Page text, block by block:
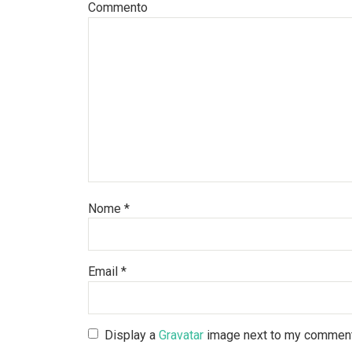
Commento
Nome *
Email *
Display aGravatar image next to my